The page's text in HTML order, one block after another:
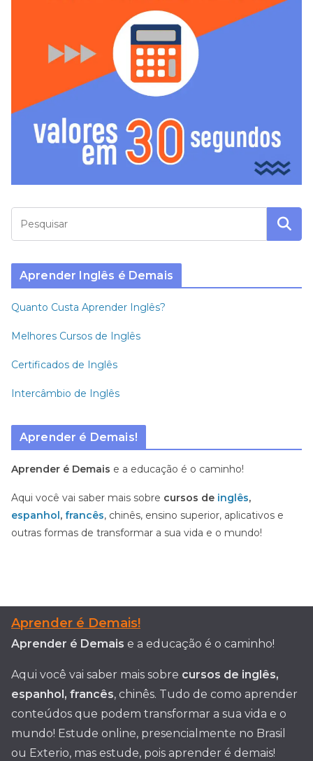
Aprender Inglês é Demais
Quanto Custa Aprender Inglês?
Melhores Cursos de Inglês
Certificados de Inglês
Intercâmbio de Inglês
Aprender é Demais!
Aprender é Demais e a educação é o caminho!
Aqui você vai saber mais sobre cursos de inglês,
espanhol , francês, chinês, ensino superior, aplicativos e
outras formas de transformar a sua vida e o mundo!
Aprender é Demais!
Aprender é Demais e a educação é o caminho!
Aqui você vai saber mais sobre cursos de inglês,
espanhol, francês, chinês. Tudo de como aprender
conteúdos que podem transformar a sua vida e o
mundo! Estude online, presencialmente no Brasil
ou Exterio, mas estude, pois aprender é demais!